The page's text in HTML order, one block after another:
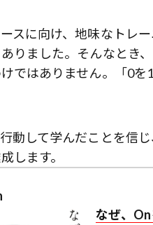
スに向け、地味なトレ
りました。そんなとき
ではありません。「0
動して学んだことを信
します。
なぜ、